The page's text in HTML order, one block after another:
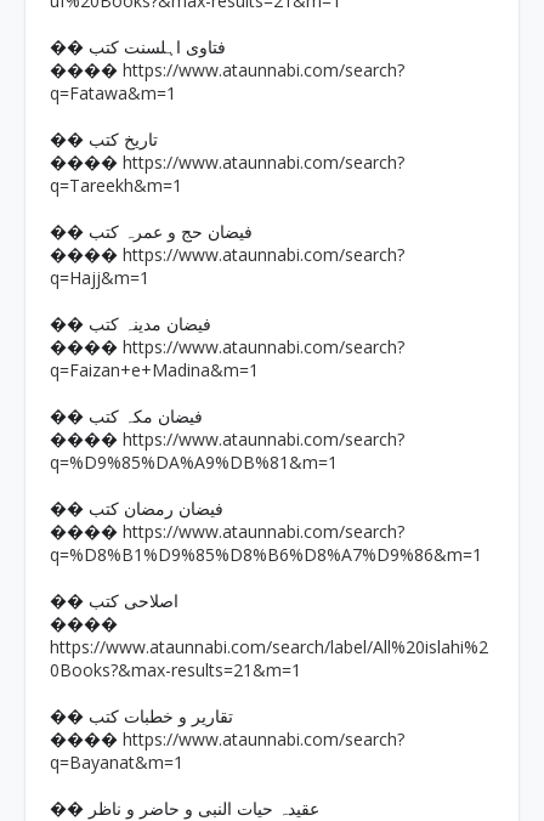
�� فتاوی اہلسنت کتب
���� https://www.ataunnabi.com/search?
q=Fatawa&m=1
�� تاریخ کتب
���� https://www.ataunnabi.com/search?
q=Tareekh&m=1
�� فیضان حج و عمرہ کتب
���� https://www.ataunnabi.com/search?
q=Hajj&m=1
�� فیضان مدینہ کتب
���� https://www.ataunnabi.com/search?
q=Faizan+e+Madina&m=1
�� فیضان مکہ کتب
���� https://www.ataunnabi.com/search?
q=%D9%85%DA%A9%DB%81&m=1
�� فیضان رمضان کتب
���� https://www.ataunnabi.com/search?
q=%D8%B1%D9%85%D8%B6%D8%A7%D9%86&m=1
�� اصلاحی کتب
����
https://www.ataunnabi.com/search/label/All%20islahi%2
0Books?&max-results=21&m=1
�� تقاریر و خطبات کتب
���� https://www.ataunnabi.com/search?
q=Bayanat&m=1
�� عقیدہ حیات النبی و حاضر و ناظر